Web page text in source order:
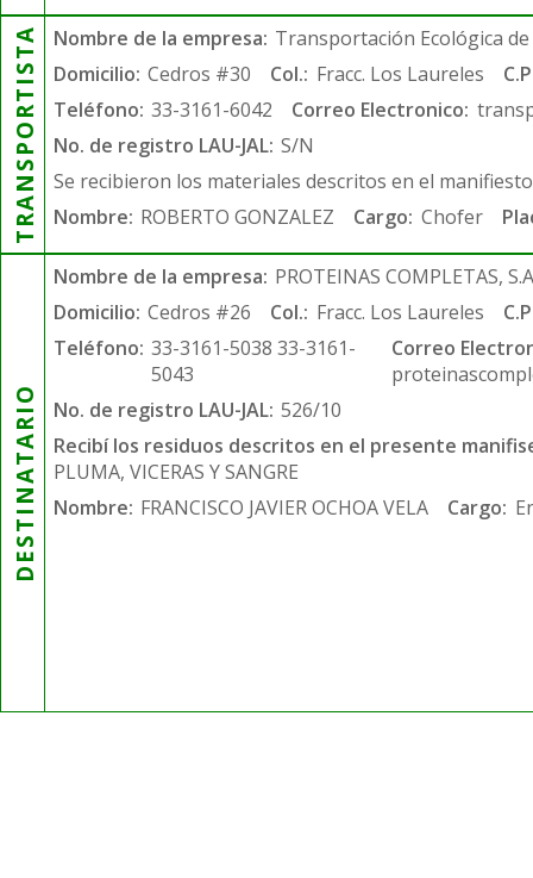
TRANSPORTISTA Nombre de la empresa: Transportación Ecológica de
Domicilio: Cedros #30 Col.: Fracc. Los Laureles
Teléfono: 33-3161-6042 Correo Electronico:
No. de registro LAU-JAL: S/N
Se recibieron los materiales descritos en el
Nombre: ROBERTO GONZALEZ Cargo: Chofer
DESTINATARIO
Nombre de la empresa: PROTEINAS COMPLETAS,
Domicilio: Cedros #26 Col.: Fracc. Los Laureles
Teléfono: 33-3161-5038 33-3161-
5043
Correo
No. de registro LAU-JAL: 526/10
Recibí los residuos descritos en el presente
PLUMA, VICERAS Y SANGRE
Nombre: FRANCISCO JAVIER OCHOA VELA Cargo: